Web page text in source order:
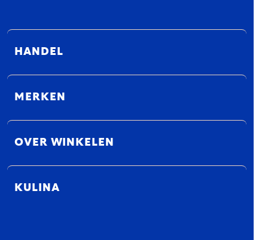
HANDEL
MERKEN
OVER WINKELEN
KULINA